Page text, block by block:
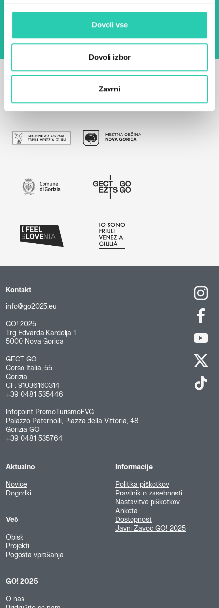
Dovoli vse
Dovoli izbor
Zavrni
seznanjen z obdelavo osebnih podatkov za
namen pošiljanja novic.Pravilnik o zasebnosti
Kontakt
info@go2025.eu
GO! 2025
Trg Edvarda Kardelja 1
5000 Nova Gorica
GECT GO
Corso Italia, 55
Gorizia
CF: 91036160314
+39 0481 535446
Infopoint PromoTurismoFVG
Palazzo Paternolli, Piazza della Vittoria, 48
Gorizia GO
+39 0481 535764
Aktualno
Novice
Dogodki
Več
Obisk
Projekti
Pogosta vprašanja
GO! 2025
O nas
Informacije
Politika piškotkov
Pravilnik o zasebnosti
Nastavitve piškotkov
Anketa
Dostopnost
Javni Zavod GO! 2025